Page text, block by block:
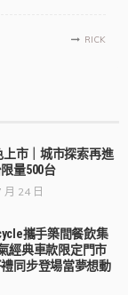
RICK
上市｜城市探索再進
量500台
月 24 日
攜手築間餐飲集
經典車款限定門市
同步登場當夢想動